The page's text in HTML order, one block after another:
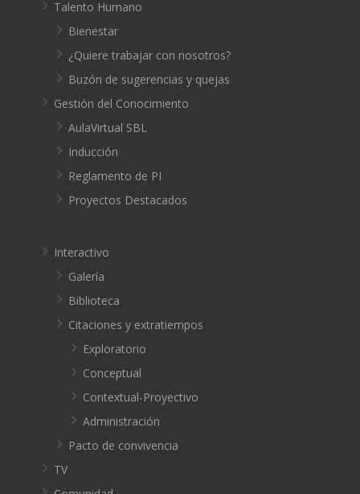
Talento Humano
Bienestar
¿Quiere trabajar con nosotros?
Buzón de sugerencias y quejas
Gestión del Conocimiento
AulaVirtual SBL
Inducción
Reglamento de PI
Proyectos Destacados
Interactivo
Galería
Biblioteca
Citaciones y extratiempos
Exploratorio
Conceptual
Contextual-Proyectivo
Administración
Pacto de convivencia
TV